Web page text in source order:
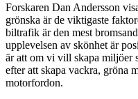
Forskaren Dan Andersson
grönska är de viktigaste
biltrafik är den mest
upplevelsen av skönhet är
är att om vi vill skapa miljöer
efter att skapa vackra, gröna
motorfordon.